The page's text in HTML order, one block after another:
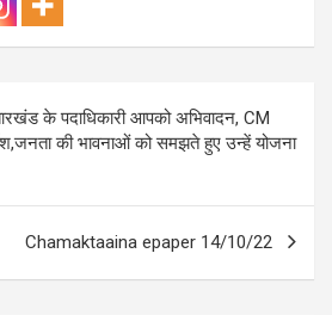
के पदाधिकारी आपको अभिवादन, CM
की भावनाओं को समझते हुए उन्हें योजना
Chamaktaaina epaper 14/10/22